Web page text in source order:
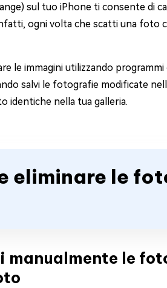
sul tuo iPhone ti consente di
ogni volta che scatti una foto
le immagini utilizzando
salvi le fotografie modificate
identiche nella tua galleria.
eliminare le
manualmente le